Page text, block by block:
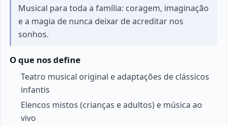
Musical para toda a família: coragem, imaginação
e a magia de nunca deixar de acreditar nos
sonhos.
O que nos define
Teatro musical original e adaptações de clássicos
infantis
Elencos mistos (crianças e adultos) e música ao
vivo